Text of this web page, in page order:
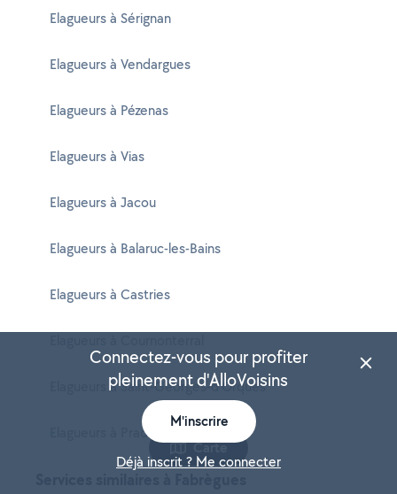
Elagueurs à Sérignan
Elagueurs à Vendargues
Elagueurs à Pézenas
Elagueurs à Vias
Elagueurs à Jacou
Elagueurs à Balaruc-les-Bains
Elagueurs à Castries
Elagueurs à Saint-Georges-d'Orques
Elagueurs à Prades-le-Lez
Carte
Connectez-vous pour profiter
pleinement d'AlloVoisins
M'inscrire
Déjà inscrit ? Me connecter